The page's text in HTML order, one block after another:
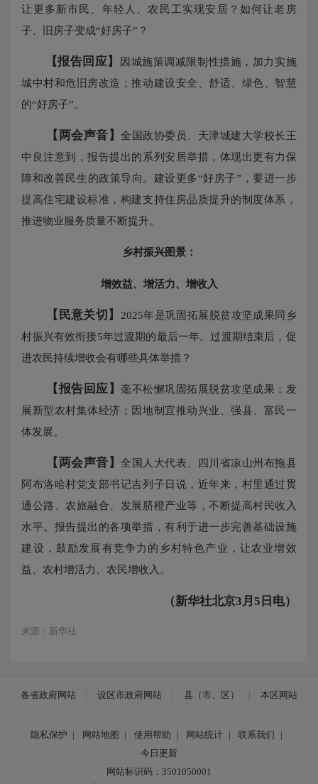
让更多新市民、年轻人、农民工实现安居？如何让老房
子、旧房子变成“好房子”？
【报告回应】
因城施策调减限制性措施，加力实施
城中村和危旧房改造；推动建设安全、舒适、绿色、智慧
的“好房子”。
【两会声音】全国政协委员、天津城建大学校长王
中良注意到，报告提出的系列安居举措，体现出更有力保
障和改善民生的政策导向。建设更多“好房子”，要进一步
提高住宅建设标准，构建支持住房品质提升的制度体系，
推进物业服务质量不断提升。
乡村振兴图景：
增效益、增活力、增收入
【民意关切】
2025年是巩固拓展脱贫攻坚成果同乡
村振兴有效衔接5年过渡期的最后一年。过渡期结束后，促
进农民持续增收会有哪些具体举措？
【报告回应】毫不松懈巩固拓展脱贫攻坚成果；发
展新型农村集体经济；因地制宜推动兴业、强县、富民一
体发展。
【两会声音】全国人大代表、四川省凉山州布拖县
阿布洛哈村党支部书记吉列子日说，近年来，村里通过贯
通公路、农旅融合、发展脐橙产业等，不断提高村民收入
水平。报告提出的各项举措，有利于进一步完善基础设施
建设，鼓励发展有竞争力的乡村特色产业，让农业增效
益、农村增活力、农民增收入。
（新华社北京3月5日电）
来源：新华社
各省政府网站 设区市政府网站 县（市、区） 本区网站
隐私保护 | 网站地图 | 使用帮助 | 网站统计 | 联系我们
|
今日更新
网站标识码：3501050001